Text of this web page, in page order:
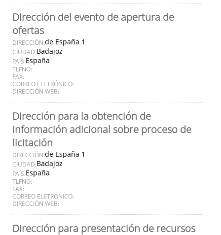
Dirección del evento de apertura de
ofertas
DIRECCIÓN:de España 1
CIUDAD:Badajoz
PAÍS:España
TLFNO:
FAX:
CORREO ELETRÓNICO:
DIRECCIÓN WEB:
Dirección para la obtención de
información adicional sobre proceso de
licitación
DIRECCIÓN:de España 1
CIUDAD:Badajoz
PAÍS:España
TLFNO:
FAX:
CORREO ELETRÓNICO:
DIRECCIÓN WEB:
Dirección para presentación de recursos